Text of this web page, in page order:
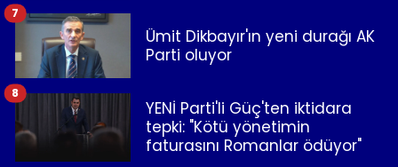
Ümit Dikbayır'ın yeni durağı AK
Parti oluyor
7
YENİ Parti'li Güç'ten iktidara
tepki: "Kötü yönetimin
faturasını Romanlar ödüyor"
8